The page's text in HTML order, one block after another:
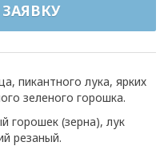
пикантного лука, ярких
зеленого горошка.
горошек (зерна), лук
резаный.